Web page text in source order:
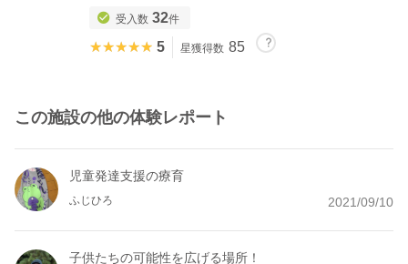
受入数 32件
★★★★★
★★★★★ 5 星獲得数 85
この施設の他の体験レポート
児童発達支援の療育
ふじひろ 2021/09/10
子供たちの可能性を広げる場所！